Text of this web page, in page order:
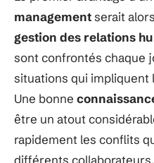
managementserait
gestion des relations
sont confrontés chaque
situations qui impliquent
Une bonne
être un atout
rapidement les conflits
différents collaborateurs.